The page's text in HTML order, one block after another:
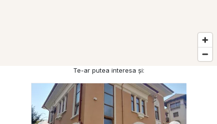
Te-ar putea interesa și: